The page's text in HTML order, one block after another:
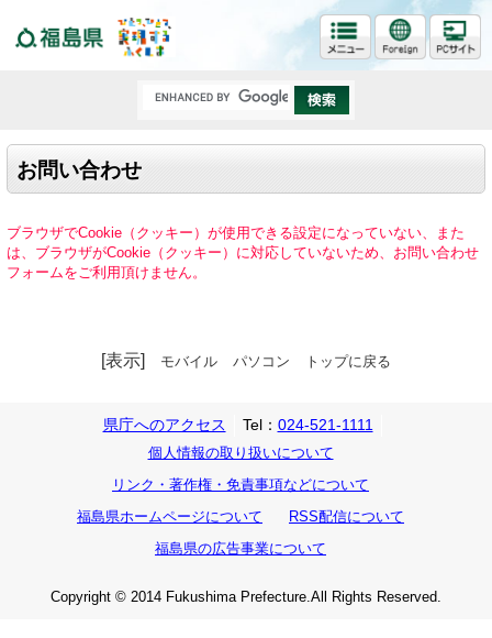
お問い合わせ
ブラウザでCookie（クッキー）が使用できる設定になっていない、また
は、ブラウザがCookie（クッキー）に対応していないため、お問い合わせ
フォームをご利用頂けません。
[表示] モバイル パソコン トップに戻る
県庁へのアクセス Tel： 024-521-1111
個人情報の取り扱いについて
リンク・著作権・免責事項などについて
福島県ホームページについて
RSS配信について
福島県の広告事業について
Copyright © 2014 Fukushima Prefecture.All Rights Reserved.